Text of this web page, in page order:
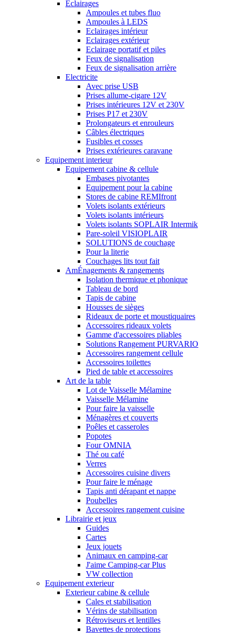
Eclairages
Ampoules et tubes fluo
Ampoules à LEDS
Eclairages intérieur
Eclairages extérieur
Eclairage portatif et piles
Feux de signalisation
Feux de signalisation arrière
Electricite
Avec prise USB
Prises allume-cigare 12V
Prises intérieures 12V et 230V
Prises P17 et 230V
Prolongateurs et enrouleurs
Câbles électriques
Fusibles et cosses
Prises extérieures caravane
Equipement interieur
Equipement cabine & cellule
Embases pivotantes
Equipement pour la cabine
Stores de cabine REMIfront
Volets isolants extérieurs
Volets isolants intérieurs
Volets isolants SOPLAIR Intermik
Pare-soleil VISIOPLAIR
SOLUTIONS de couchage
Pour la literie
Couchages lits tout fait
AmÉnagements & rangements
Isolation thermique et phonique
Tableau de bord
Tapis de cabine
Housses de sièges
Rideaux de porte et moustiquaires
Accessoires rideaux volets
Gamme d'accessoires pliables
Solutions Rangement PURVARIO
Accessoires rangement cellule
Accessoires toilettes
Pied de table et accessoires
Art de la table
Lot de Vaisselle Mélamine
Vaisselle Mélamine
Pour faire la vaisselle
Ménagères et couverts
Poêles et casseroles
Popotes
Four OMNIA
Thé ou café
Verres
Accessoires cuisine divers
Pour faire le ménage
Tapis anti dérapant et nappe
Poubelles
Accessoires rangement cuisine
Librairie et jeux
Guides
Cartes
Jeux jouets
Animaux en camping-car
J'aime Camping-car Plus
VW collection
Equipement exterieur
Exterieur cabine & cellule
Cales et stabilisation
Vérins de stabilisation
Rétroviseurs et lentilles
Bavettes de protections